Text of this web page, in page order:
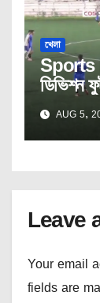
খেলা
Sports
ডিভিশন
AUG 5,
Leave
Your email
fields are